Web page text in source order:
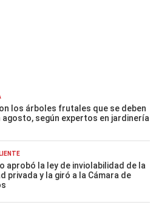
los árboles frutales que se deben
agosto, según expertos en jardinería
aprobó la ley de inviolabilidad de la
privada y la giró a la Cámara de